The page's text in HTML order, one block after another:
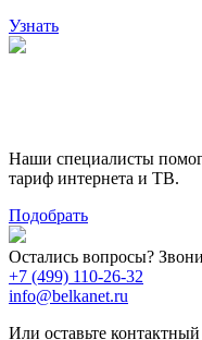
Узнать
Наши специалисты
тариф интернета и ТВ.
Подобрать
Остались вопросы?
+7 (499) 110-26-32
info@belkanet.ru
Или оставьте